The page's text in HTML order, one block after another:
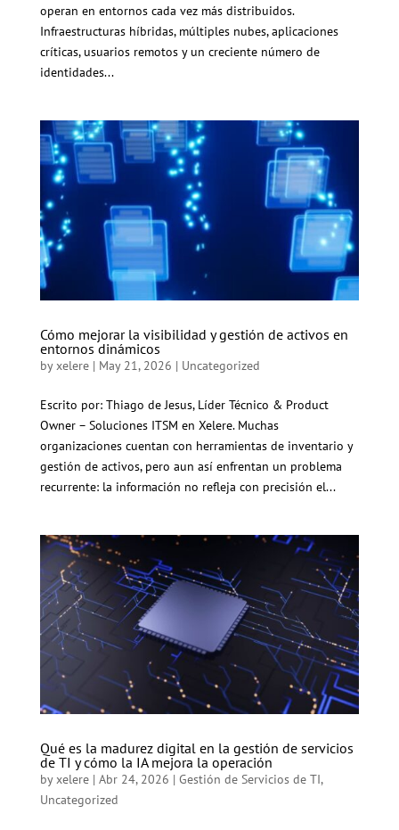
operan en entornos cada vez más distribuidos.
Infraestructuras híbridas, múltiples nubes, aplicaciones
críticas, usuarios remotos y un creciente número de
identidades...
Cómo mejorar la visibilidad y gestión de activos en
entornos dinámicos
byxelere| May 21, 2026 | Uncategorized
Escrito por: Thiago de Jesus, Líder Técnico & Product
Owner – Soluciones ITSM en Xelere. Muchas
organizaciones cuentan con herramientas de inventario y
gestión de activos, pero aun así enfrentan un problema
recurrente: la información no refleja con precisión el...
Qué es la madurez digital en la gestión de servicios
de TI y cómo la IA mejora la operación
byxelere| Abr 24, 2026 | Gestión de Servicios de TI,
Uncategorized